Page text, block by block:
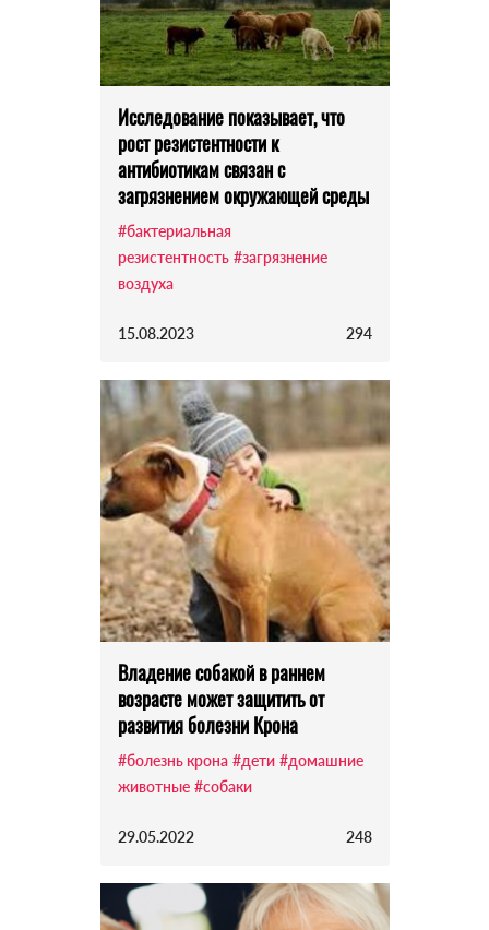
Исследование показывает, что
рост резистентности к
антибиотикам связан с
загрязнением окружающей среды
#бактериальная
резистентность #загрязнение
воздуха
15.08.2023 294
Владение собакой в раннем
возрасте может защитить от
развития болезни Крона
#болезнь крона #дети #домашние
животные #собаки
29.05.2022 248